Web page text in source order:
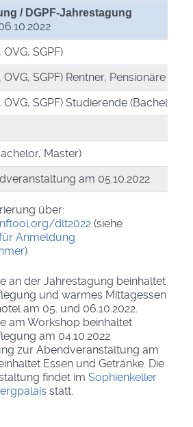
/ DGPF-Jahrestagung
SGPF)
OVG, SGPF) Rentner, Pensionäre
OVG, SGPF) Studierende (Bachelor,
Master)
am 05.10.2022
über:
dlt2022 (siehe
Anmeldung
)
an der Jahrestagung beinhaltet
und warmes Mittagessen
am 05. und 06.10.2022.
am Workshop beinhaltet
am 04.10.2022
zur Abendveranstaltung am
Essen und Getränke. Die
findet im Sophienkeller
statt.